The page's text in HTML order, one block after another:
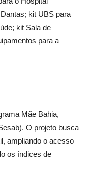
kit UBS para
kit Sala de
para a
Mãe Bahia,
O projeto busca
ampliando o acesso
os índices de